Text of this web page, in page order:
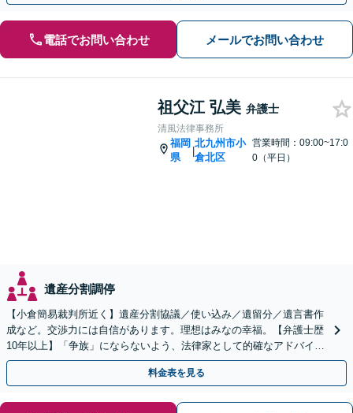
電話でお問い合わせ メールでお問い合わせ
祖父江 弘美 弁護士
清風法律事務所
福岡
県
|
北九州市小
倉北区
営業時間：09:00~17:0
0（平日）
遺産分割調停
【小倉簡易裁判所近く】遺産分割協議／使い込み／遺留分／遺言書作
成など。交渉力には自信があります。理想はみなの幸福。【弁護士歴
10年以上】「争族」にならないよう、法律家として的確なアドバイス
をいたします【最短即日対応OK】
料金表を見る